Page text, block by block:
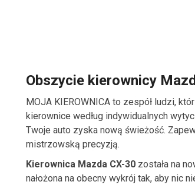
Obszycie kierownicy
MOJA KIEROWNICA to zespół ludzi,
kierownice według indywidualnych
Twoje auto zyska nową świeżość.
mistrzowską precyzją.
Kierownica Mazda CX-30 została na
nałożona na obecny wykrój tak, aby nic